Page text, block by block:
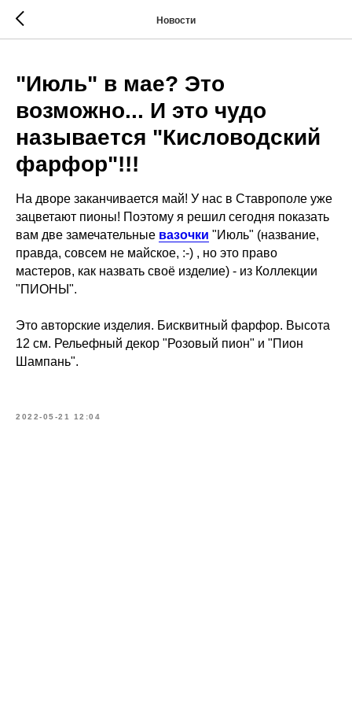
Новости
"Июль" в мае? Это
возможно... И это чудо
называется "Кисловодский
фарфор"!!!
На дворе заканчивается май! У нас в Ставрополе уже
зацветают пионы! Поэтому я решил сегодня показать
вам две замечательные вазочки "Июль" (название,
правда, совсем не майское, :-) , но это право
мастеров, как назвать своё изделие) - из Коллекции
"ПИОНЫ".
Это авторские изделия. Бисквитный фарфор. Высота
12 см. Рельефный декор "Розовый пион" и "Пион
Шампань".
2022-05-21 12:04